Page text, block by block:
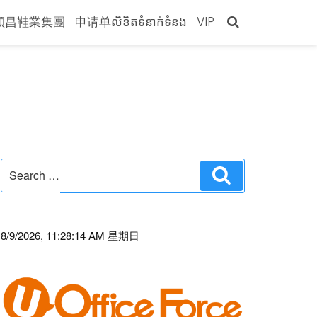
昌鞋業集團 申请单លិខិតទំនាក់ទំនង VIP
for:
8/9/2026, 11:28:14 AM 星期日